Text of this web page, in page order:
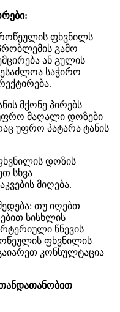
ფხვნილს
გამო
ან გულის
საჭირო
მქონე პირებს
მაღალი დოზები
უფრო პატარა ტანის
დოზის
სხვა
მიღება.
თუ იღებთ
სისხლის
წნევის
ფხვნილის
კონსულტაცია